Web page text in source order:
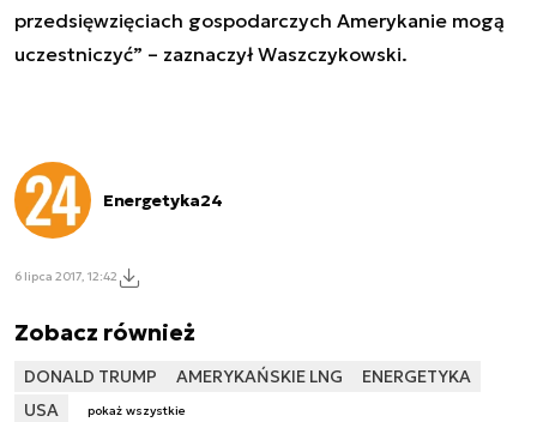
przedsięwzięciach gospodarczych Amerykanie mogą
uczestniczyć” – zaznaczył Waszczykowski.
Energetyka24
6 lipca 2017, 12:42
Zobacz również
DONALD TRUMP AMERYKAŃSKIE LNG
ENERGETYKA
USA
pokaż wszystkie